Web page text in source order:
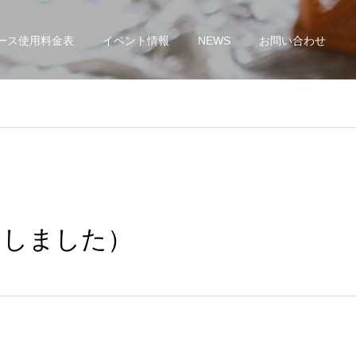
ス使用料金表 イベント情報 NEWS お問い合わせ
ました）